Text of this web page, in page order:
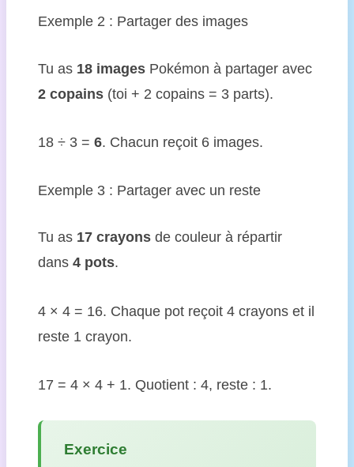
Exemple 2 : Partager des images
Tu as 18 imagesPokémon à partager avec
2 copains(toi + 2 copains = 3 parts).
18 ÷ 3 = 6. Chacun reçoit 6 images.
Exemple 3 : Partager avec un reste
Tu as 17 crayonsde couleur à répartir
dans 4 pots.
4 × 4 = 16. Chaque pot reçoit 4 crayons et il
reste 1 crayon.
17 = 4 × 4 + 1. Quotient : 4, reste : 1.
️ Exercice